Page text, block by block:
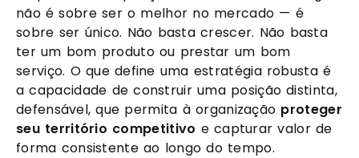
não é sobre ser o melhor no mercado — é
sobre ser único. Não basta crescer. Não basta
ter um bom produto ou prestar um bom
serviço. O que define uma estratégia robusta é
a capacidade de construir uma posição distinta,
defensável, que permita à organização proteger
seu território competitivo e capturar valor de
forma consistente ao longo do tempo.